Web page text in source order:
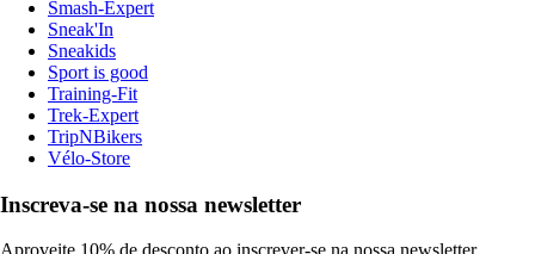
Smash-Expert
Sneak'In
Sneakids
Sport is good
Training-Fit
Trek-Expert
TripNBikers
Vélo-Store
Inscreva-se na nossa newsletter